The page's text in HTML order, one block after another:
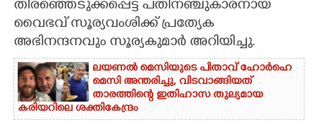
തിരഞ്ഞെടുക്കപ്പെട്ട പതിനഞ്ചുകാരനായ
വൈഭവ് സൂര്യവംശിക്ക് പ്രത്യേക
അഭിനന്ദനവും സൂര്യകുമാർ അറിയിച്ചു.
ലയണൽ മെസിയുടെ പിതാവ് ഹോർഹെ
മെസി അന്തരിച്ചു,​ വിടവാങ്ങിയത്
താരത്തിന്റെ ഇതിഹാസ തുല്യമായ
കരിയറിലെ ശക്തികേന്ദ്രം